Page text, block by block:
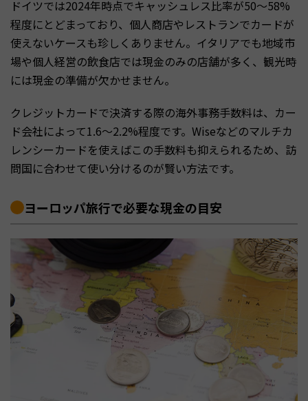
ドイツでは2024年時点でキャッシュレス比率が50〜58%
程度にとどまっており、個人商店やレストランでカードが
使えないケースも珍しくありません。イタリアでも地域市
場や個人経営の飲食店では現金のみの店舗が多く、観光時
には現金の準備が欠かせません。
クレジットカードで決済する際の海外事務手数料は、カー
ド会社によって1.6〜2.2%程度です。Wiseなどのマルチカ
レンシーカードを使えばこの手数料も抑えられるため、訪
問国に合わせて使い分けるのが賢い方法です。
ヨーロッパ旅行で必要な現金の目安